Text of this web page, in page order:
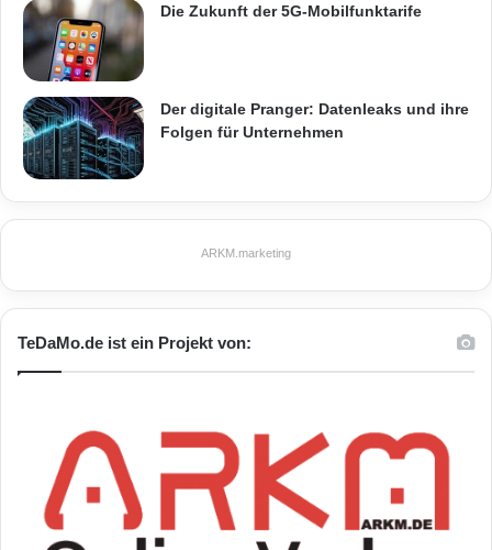
Die Zukunft der 5G-Mobilfunktarife
Der digitale Pranger: Datenleaks und ihre
Folgen für Unternehmen
ARKM.marketing
TeDaMo.de ist ein Projekt von: